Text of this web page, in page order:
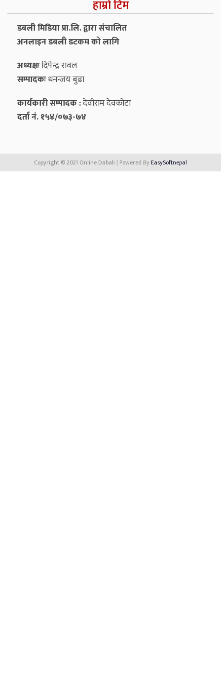
हाम्रो टिम
डबली मिडिया प्रा.लि. द्वारा संचालित
अनलाइन डबली डटकम को लागि
अध्यक्षःदिपेन्द्र रावल
सम्पादकःधनन्‍जय बुढा
कार्यकारी सम्पादक :देवीराम देवकोटा
दर्ता नं. १५४/०७३-७४
Copyright © 2021 Online Dabali | Powered ByEasySoftnepal